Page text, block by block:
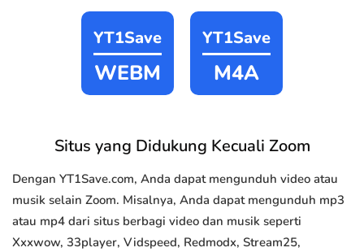
YT1Save
WEBM
YT1Save
M4A
Situs yang Didukung Kecuali Zoom
Dengan YT1Save.com, Anda dapat mengunduh video atau
musik selain Zoom. Misalnya, Anda dapat mengunduh mp3
atau mp4 dari situs berbagi video dan musik seperti
Xxxwow, 33player, Vidspeed, Redmodx, Stream25,